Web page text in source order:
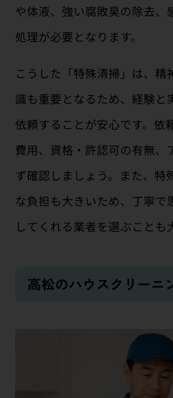
や体液、強い腐敗臭の除去、
処理が必要となります。
こうした「特殊清掃」は、精
識も重要となるため、経験と
依頼することが安心です。依
費用、資格・許認可の有無、
ず確認しましょう。また、特
な負担も大きいため、丁寧で
してくれる業者を選ぶことも
高松のハウスクリーニ